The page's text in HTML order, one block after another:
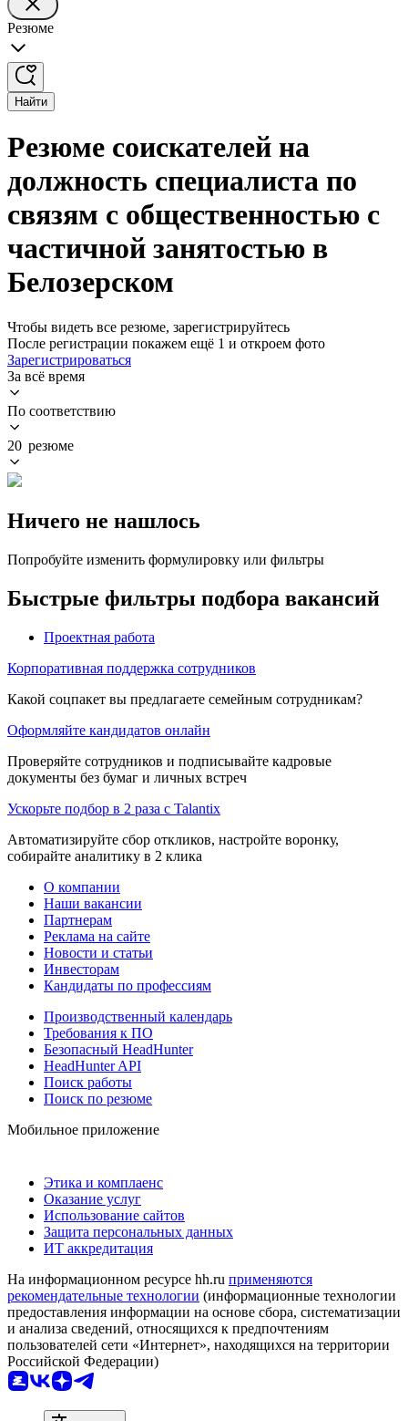
Резюме
Найти
Резюме соискателей на
должность специалиста по
связям с общественностью с
частичной занятостью в
Белозерском
Чтобы видеть все резюме, зарегистрируйтесь
После регистрации покажем ещё 1 и откроем фото
Зарегистрироваться
За всё время
По соответствию
20 резюме
Ничего не нашлось
Попробуйте изменить формулировку или фильтры
Быстрые фильтры подбора вакансий
Проектная работа
Корпоративная поддержка сотрудников
Какой соцпакет вы предлагаете семейным сотрудникам?
Оформляйте кандидатов онлайн
Проверяйте сотрудников и подписывайте кадровые
документы без бумаг и личных встреч
Ускорьте подбор в 2 раза с Talantix
Автоматизируйте сбор откликов, настройте воронку,
собирайте аналитику в 2 клика
О компании
Наши вакансии
Партнерам
Реклама на сайте
Новости и статьи
Инвесторам
Кандидаты по профессиям
Производственный календарь
Требования к ПО
Безопасный HeadHunter
HeadHunter API
Поиск работы
Поиск по резюме
Мобильное приложение
Этика и комплаенс
Оказание услуг
Использование сайтов
Защита персональных данных
ИТ аккредитация
На информационном ресурсе hh.ru применяются
рекомендательные технологии (информационные технологии
предоставления информации на основе сбора, систематизации
и анализа сведений, относящихся к предпочтениям
пользователей сети «Интернет», находящихся на территории
Российской Федерации)